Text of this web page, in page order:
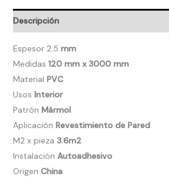
Descripción
Espesor 2.5 mm
Medidas 120 mm x 3000 mm
Material PVC
Usos Interior
Patrón Mármol
Aplicación Revestimiento de Pared
M2 x pieza 3.6m2
Instalación Autoadhesivo
Origen China